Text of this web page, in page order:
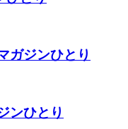
ガジンひとり
ンひとり